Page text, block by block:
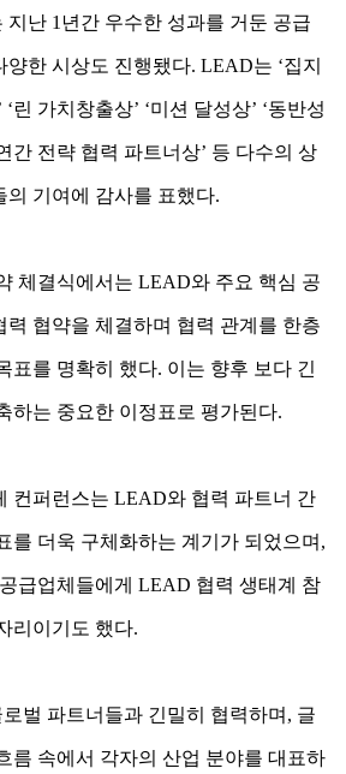
지난 1년간 우수한 성과를 거둔 공급
한 시상도 진행됐다. LEAD는 ‘집지
‘린 가치창출상’ ‘미션 달성상’ ‘동반성
간 전략 협력 파트너상’ 등 다수의 상
의 기여에 감사를 표했다.
체결식에서는 LEAD와 주요 핵심 공
력 협약을 체결하며 협력 관계를 한층
표를 명확히 했다. 이는 향후 보다 긴
하는 중요한 이정표로 평가된다.
컨퍼런스는 LEAD와 협력 파트너 간
를 더욱 구체화하는 계기가 되었으며,
급업체들에게 LEAD 협력 생태계 참
리이기도 했다.
벌 파트너들과 긴밀히 협력하며, 글
름 속에서 각자의 산업 분야를 대표하